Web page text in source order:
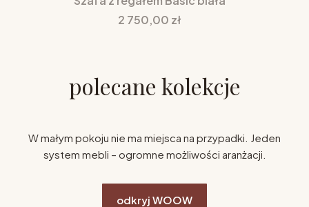
Cena
2 750,00 zł
polecane kolekcje
W małym pokoju nie ma miejsca na przypadki. Jeden
system mebli – ogromne możliwości aranżacji.
odkryj WOOW